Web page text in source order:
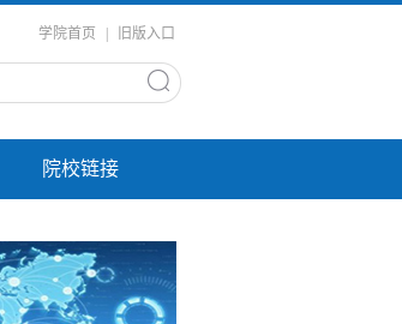
学院首页 旧版入口
院校链接